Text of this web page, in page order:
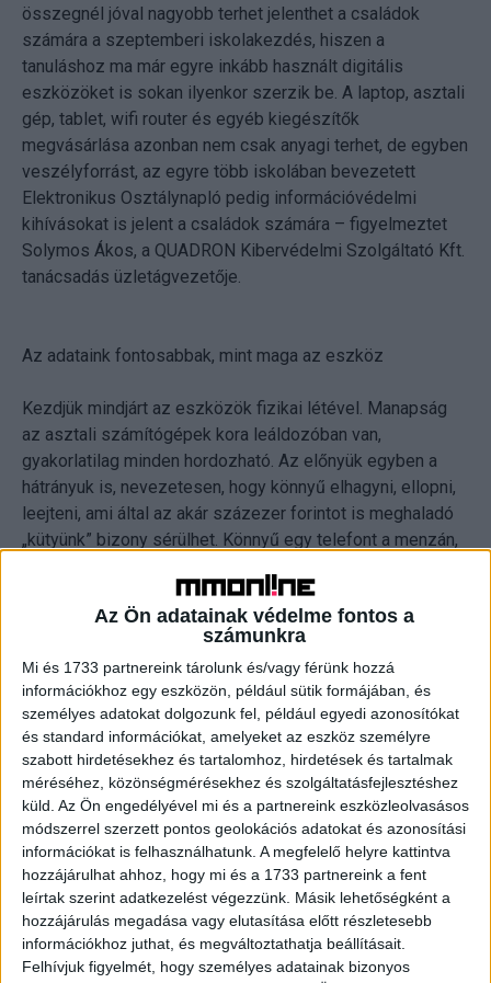
Az Ön adatainak védelme fontos a
számunkra
Mi és 1733 partnereink tárolunk és/vagy férünk hozzá
információkhoz egy eszközön, például sütik formájában, és
személyes adatokat dolgozunk fel, például egyedi azonosítókat
és standard információkat, amelyeket az eszköz személyre
szabott hirdetésekhez és tartalomhoz, hirdetések és tartalmak
méréséhez, közönségmérésekhez és szolgáltatásfejlesztéshez
küld. Az Ön engedélyével mi és a partnereink eszközleolvasásos
módszerrel szerzett pontos geolokációs adatokat és azonosítási
információkat is felhasználhatunk. A megfelelő helyre kattintva
hozzájárulhat ahhoz, hogy mi és a 1733 partnereink a fent
leírtak szerint adatkezelést végezzünk. Másik lehetőségként a
hozzájárulás megadása vagy elutasítása előtt részletesebb
információkhoz juthat, és megváltoztathatja beállításait.
Felhívjuk figyelmét, hogy személyes adatainak bizonyos
összegnél jóval nagyobb terhet jelenthet a családok
számára a szeptemberi iskolakezdés, hiszen a
tanuláshoz ma már egyre inkább használt digitális
eszközöket is sokan ilyenkor szerzik be. A laptop, asztali
gép, tablet, wifi router és egyéb kiegészítők
megvásárlása azonban nem csak anyagi terhet, de egyben
veszélyforrást, az egyre több iskolában bevezetett
Elektronikus Osztálynapló pedig információvédelmi
kihívásokat is jelent a családok számára – figyelmeztet
Solymos Ákos, a QUADRON Kibervédelmi Szolgáltató Kft.
tanácsadás üzletágvezetője.
Az adataink fontosabbak, mint maga az eszköz
Kezdjük mindjárt az eszközök fizikai létével. Manapság
az asztali számítógépek kora leáldozóban van,
gyakorlatilag minden hordozható. Az előnyük egyben a
hátrányuk is, nevezetesen, hogy könnyű elhagyni, ellopni,
leejteni, ami által az akár százezer forintot is meghaladó
„kütyünk” bizony sérülhet. Könnyű egy telefont a menzán,
mindegyik remek célpont a tolvajoknak.
Azonban amíg egy laptop vagy egy telefon elvesztése
komoly veszteség lehet, sokkal nagyobb kár, ha azt
veszítjük el, ami rajta van: az adatainkat, emlékeinket. Ezek
védelmének első és legfontosabb szabálya, hogy
valamilyen kódot használjunk – legyen az PIN, ujjlenyomat
vagy jelkód – amit más nem ismer. Ez különösen fontos,
mivel egy kód csak addig véd, ameddig más nem ismeri –
hívja fel a figyelmet Solymos Ákos, a QUADRON
Kibervédelmi Szolgáltató Kft. szakértője.
Az adatainkat sajnos nem csak a fizikai lopástól kell
védeni, hanem számos olyan rosszindulatú program ellen
is, ami mind telefonon, mind a számítógépen keresztül